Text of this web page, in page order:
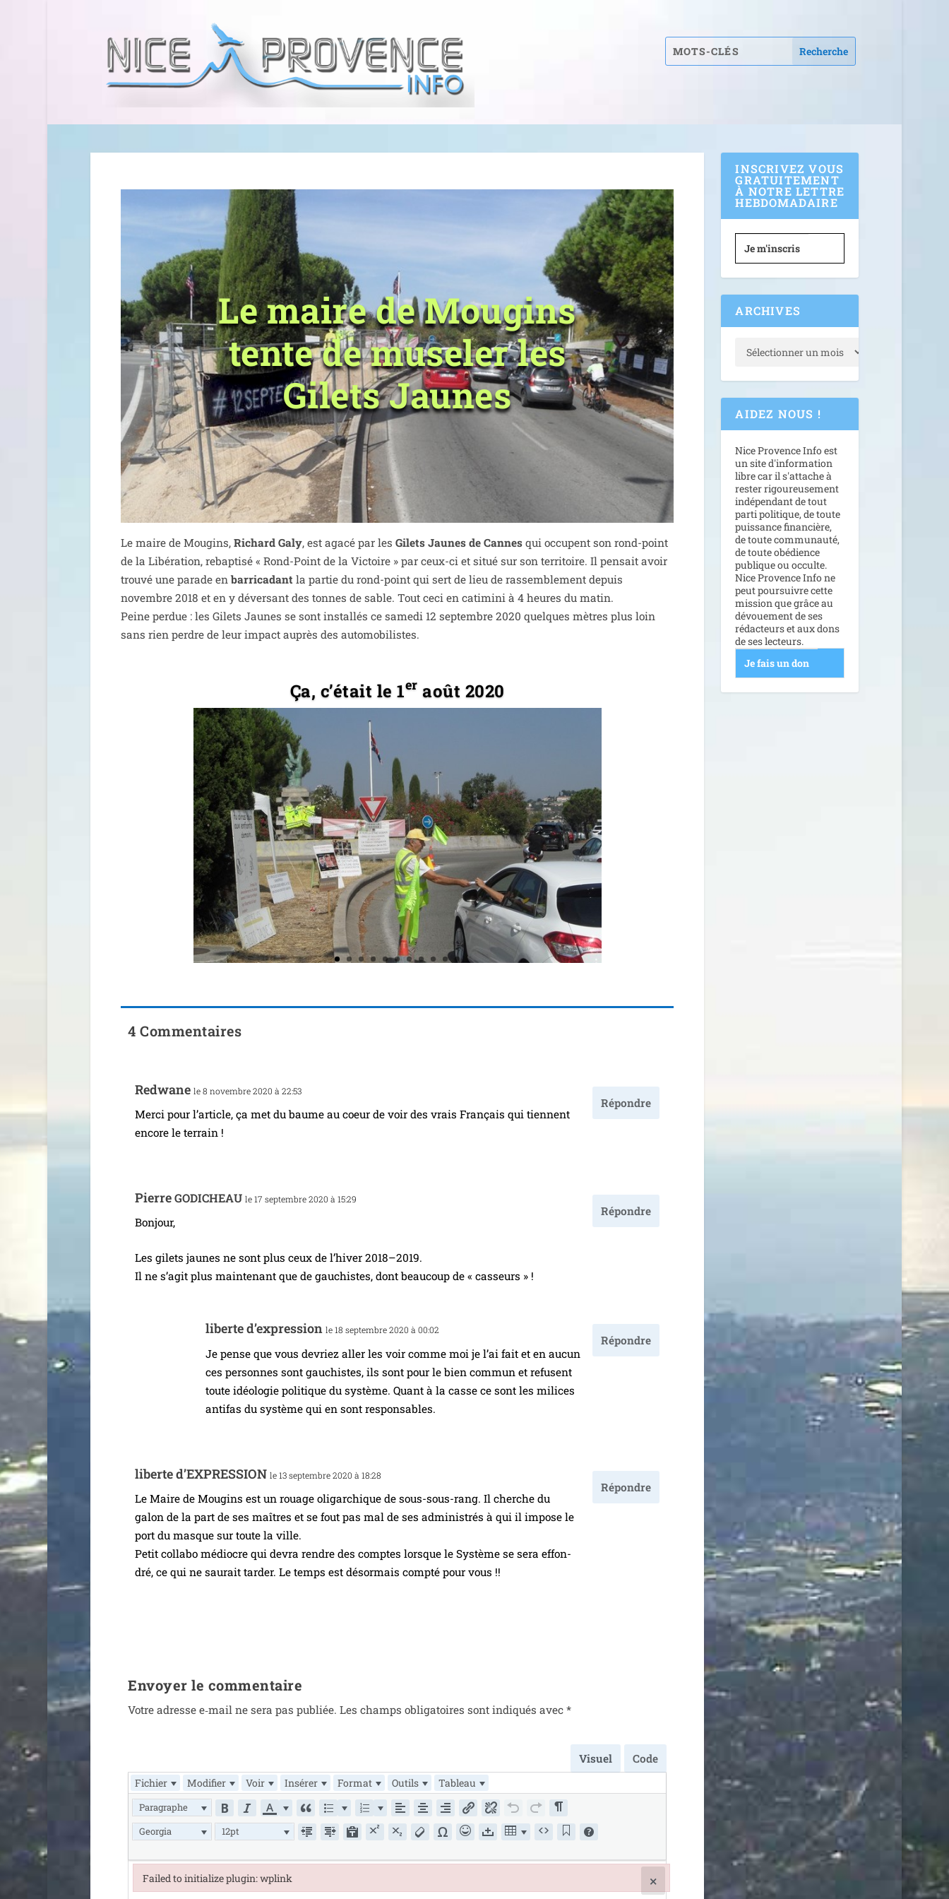
Le maire de Mougins
tente de museler les
Gilets Jaunes
Le maire de Mougins,Richard Galy, est aga­cé par lesGilets Jaunes de Cannes qui occupent son rond-point
de la Libération, rebap­ti­sé « Rond-Point de la Victoire » par ceux-ci et situé sur son ter­ri­toire. Il pen­sait avoir
trou­vé une parade enbar­ri­ca­dant la par­tie du rond-point qui sert de lieu de ras­sem­ble­ment depuis
novembre 2018 et en y déver­sant des tonnes de sable. Tout ceci en cati­mi­ni à 4 heures du matin.
Peine per­due : les Gilets Jaunes se sont ins­tal­lés ce same­di 12 sep­tembre 2020 quelques mètres plus loin
sans rien perdre de leur impact auprès des automobilistes.
Ça, c’était le 1er août 2020
4 Commentaires
Redwane le 8 novembre 2020 à 22:53
Merci pour l’ar­ticle, ça met du baume au coeur de voir des vrais Français qui tiennent
encore le terrain !
Répondre
PierreGODICHEAU le 17 sep­tembre 2020 à 15:29
Bonjour,
Les gilets jaunes ne sont plus ceux de l’hi­ver 2018–2019.
Il ne s’a­git plus main­te­nant que de gau­chistes, dont beau­coup de « casseurs » !
Répondre
liberte d’ex­pres­sion le 18 sep­tembre 2020 à 00:02
Je pense que vous devriez aller les voir comme moi je l’ai fait et en aucun
ces per­sonnes sont gau­chistes, ils sont pour le bien com­mun et refusent
toute idéo­lo­gie poli­tique du sys­tème. Quant à la casse ce sont les milices
anti­fas du sys­tème qui en sont responsables.
Répondre
liberte d’EXPRESSION le 13 sep­tembre 2020 à 18:28
Le Maire de Mougins est un rouage oli­gar­chique de sous-sous-rang. Il cherche du
galon de la part de ses maîtres et se fout pas mal de ses admi­nis­trés à qui il impose le
port du masque sur toute la ville.
Petit col­la­bo médiocre qui devra rendre des comptes lorsque le Système se sera effon­
dré, ce qui ne sau­rait tar­der. Le temps est désor­mais comp­té pour vous !!
Répondre
Envoyer le commentaire
Votre adresse e‑mail ne sera pas publiée. Les champs obli­ga­toires sont indi­qués avec*
Visuel Code
Fichier Modifier Voir Insérer Format Outils Tableau
Paragraphe
Georgia
12pt
INSCRIVEZ VOUS
GRATUITEMENT
À NOTRE LETTRE
HEBDOMADAIRE
Je m'inscris
ARCHIVES
AIDEZ NOUS !
Nice Provence Info est
un site d'information
libre car il s'attache à
rester rigoureusement
indépendant de tout
parti politique, de toute
puissance financière,
de toute communauté,
de toute obédience
publique ou occulte.
Nice Provence Info ne
peut poursuivre cette
mission que grâce au
dévouement de ses
rédacteurs et aux dons
de ses lecteurs.
Je fais un don
Failed to initialize plugin: wplink ×
Failed to initialize plugin: wplink